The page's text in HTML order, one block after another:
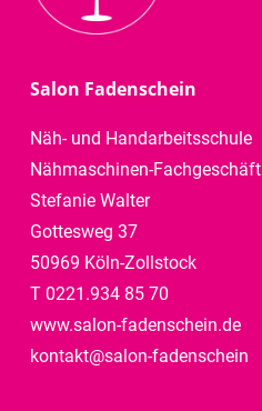
Salon Fadenschein
Näh- und Handarbeitsschule
Nähmaschinen-Fachgeschäft
Stefanie Walter
Gottesweg 37
50969 Köln-Zollstock
T 0221.934 85 70
www.salon-fadenschein.de
kontakt@salon-fadenschein